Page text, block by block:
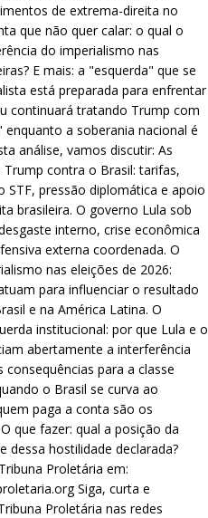
de extrema-direita no
que não quer calar: o qual o
do imperialismo nas
E mais: a "esquerda" que se
está preparada para enfrentar
continuará tratando Trump com
a soberania nacional é
análise, vamos discutir: As
Trump contra o Brasil: tarifas,
STF, pressão diplomática e apoio
brasileira. O governo Lula sob
interno, crise econômica
externa coordenada. O
nas eleições de 2026:
para influenciar o resultado
e na América Latina. O
institucional: por que Lula e o
abertamente a interferência
consequências para a classe
o Brasil se curva ao
paga a conta são os
que fazer: qual a posição da
dessa hostilidade declarada?
Proletária em:
Siga, curta e
Proletária nas redes